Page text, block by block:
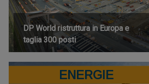
DP World ristruttura in Europa e
taglia 300 posti
ENERGIE